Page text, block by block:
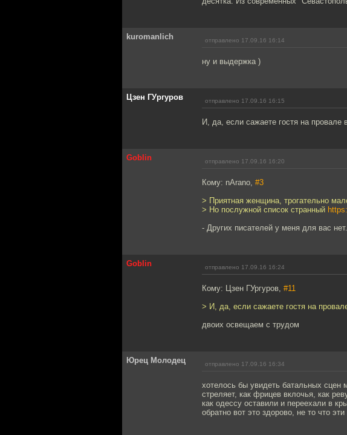
kuromanlich отправлено 17.09.16 16:14
ну и выдержка )
Цзен ГУргуров отправлено 17.09.16 16:15
И, да, если сажаете гостя на провале
Goblin отправлено 17.09.16 16:20
Кому: nArano, #3
> Приятная женщина, трогательно
> Но послужной список странный
- Других писателей у меня для вас
Goblin отправлено 17.09.16 16:24
Кому: Цзен ГУргуров, #11
> И, да, если сажаете гостя на
двоих освещаем с трудом
Юрец Молодец отправлено 17.09.16 16:34
хотелось бы увидеть батальных
стреляет, как фрицев вклочья, как
как одессу оставили и переехали в
обратно вот это здорово, не то что